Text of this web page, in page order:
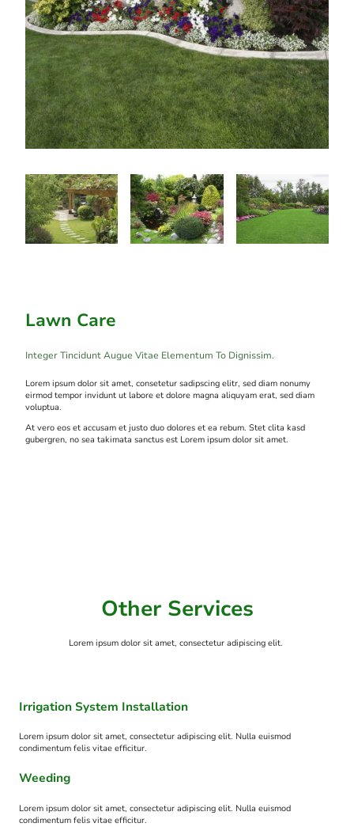
Lawn Care
Integer Tincidunt Augue Vitae Elementum To Dignissim.
Lorem ipsum dolor sit amet, consetetur sadipscing elitr, sed diam nonumy
eirmod tempor invidunt ut labore et dolore magna aliquyam erat, sed diam
voluptua.
At vero eos et accusam et justo duo dolores et ea rebum. Stet clita kasd
gubergren, no sea takimata sanctus est Lorem ipsum dolor sit amet.
Other Services
Lorem ipsum dolor sit amet, consectetur adipiscing elit.
Irrigation System Installation
Lorem ipsum dolor sit amet, consectetur adipiscing elit. Nulla euismod
condimentum felis vitae efficitur.
Weeding
Lorem ipsum dolor sit amet, consectetur adipiscing elit. Nulla euismod
condimentum felis vitae efficitur.